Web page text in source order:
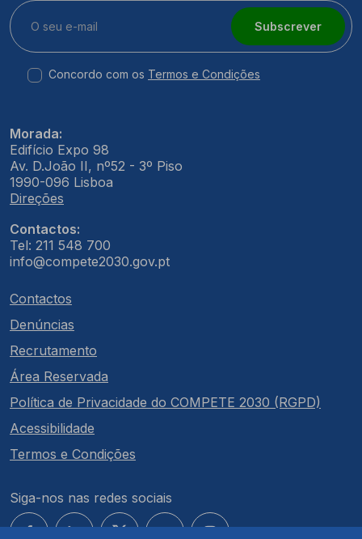
Subscrever
Concordo com os Termos e Condições
Morada:
Edifício Expo 98
Av. D.João II, nº52 - 3º Piso
1990-096 Lisboa
Direções
Contactos:
Tel: 211 548 700
info@compete2030.gov.pt
Contactos
Denúncias
Recrutamento
Área Reservada
Política de Privacidade do COMPETE 2030 (RGPD)
Acessibilidade
Termos e Condições
Siga-nos nas redes sociais